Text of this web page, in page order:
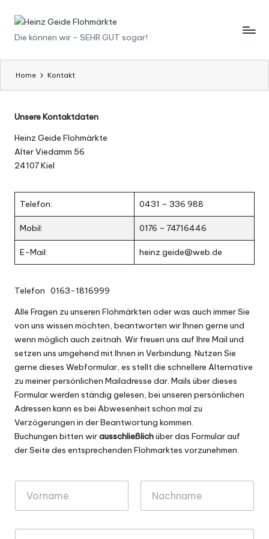
Skip
H
ei
n
G
ei
d
e
F
o
h
m
ä
r
k
t
e
Die können wir - SEHR GUT sogar!
Home Kontakt
Unsere Kontaktdaten
Heinz Geide Flohmärkte
Alter Viedamm 56
24107 Kiel
Telefon: 0431 – 336 988
Mobil: 0176 – 74716446
E-Mail: heinz.geide@web.de
Telefon 0163-1816999
Alle Fragen zu unseren Flohmärkten oder was auch immer Sie
von uns wissen möchten, beantworten wir Ihnen gerne und
wenn möglich auch zeitnah. Wir freuen uns auf Ihre Mail und
setzen uns umgehend mit Ihnen in Verbindung. Nutzen Sie
gerne dieses Webformular, es stellt die schnellere Alternative
zu meiner persönlichen Mailadresse dar. Mails über dieses
Formular werden ständig gelesen, bei unseren persönlichen
Adressen kann es bei Abwesenheit schon mal zu
Verzögerungen in der Beantwortung kommen.
Buchungen bitten wirausschließlichüber das Formular auf
der Seite des entsprechenden Flohmarktes vorzunehmen.
N
m
*
E